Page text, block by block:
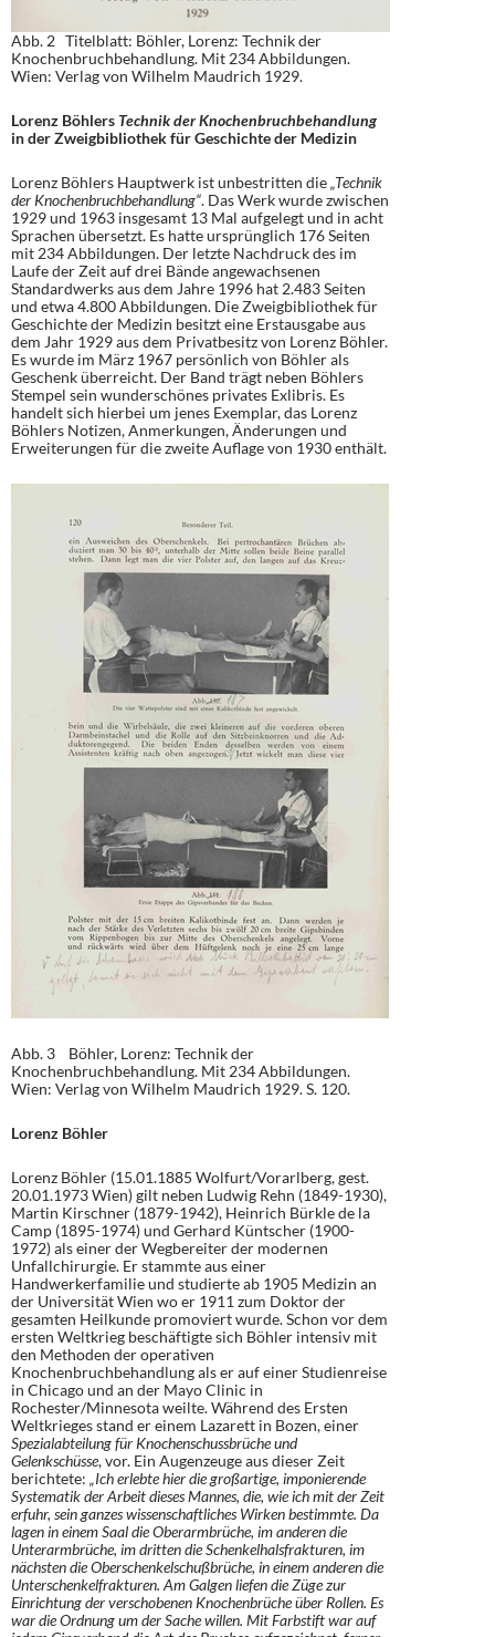
Abb. 2 Titelblatt: Böhler, Lorenz: Technik der
Knochenbruchbehandlung. Mit 234 Abbildungen.
Wien: Verlag von Wilhelm Maudrich 1929.
Lorenz Böhlers Technik der Knochenbruchbehandlung
in der Zweigbibliothek für Geschichte der Medizin
Lorenz Böhlers Hauptwerk ist unbestritten die„Technik
der Knochenbruchbehandlung“. Das Werk wurde zwischen
1929 und 1963 insgesamt 13 Mal aufgelegt und in acht
Sprachen übersetzt. Es hatte ursprünglich 176 Seiten
mit 234 Abbildungen. Der letzte Nachdruck des im
Laufe der Zeit auf drei Bände angewachsenen
Standardwerks aus dem Jahre 1996 hat 2.483 Seiten
und etwa 4.800 Abbildungen. Die Zweigbibliothek für
Geschichte der Medizin besitzt eine Erstausgabe aus
dem Jahr 1929 aus dem Privatbesitz von Lorenz Böhler.
Es wurde im März 1967 persönlich von Böhler als
Geschenk überreicht. Der Band trägt neben Böhlers
Stempel sein wunderschönes privates Exlibris. Es
handelt sich hierbei um jenes Exemplar, das Lorenz
Böhlers Notizen, Anmerkungen, Änderungen und
Erweiterungen für die zweite Auflage von 1930 enthält.
Abb. 3 Böhler, Lorenz: Technik der
Knochenbruchbehandlung. Mit 234 Abbildungen.
Wien: Verlag von Wilhelm Maudrich 1929. S. 120.
Lorenz Böhler
Lorenz Böhler (15.01.1885 Wolfurt/Vorarlberg, gest.
20.01.1973 Wien) gilt neben Ludwig Rehn (1849-1930),
Martin Kirschner (1879-1942), Heinrich Bürkle de la
Camp (1895-1974) und Gerhard Küntscher (1900-
1972) als einer der Wegbereiter der modernen
Unfallchirurgie. Er stammte aus einer
Handwerkerfamilie und studierte ab 1905 Medizin an
der Universität Wien wo er 1911 zum Doktor der
gesamten Heilkunde promoviert wurde. Schon vor dem
ersten Weltkrieg beschäftigte sich Böhler intensiv mit
den Methoden der operativen
Knochenbruchbehandlung als er auf einer Studienreise
in Chicago und an der Mayo Clinic in
Rochester/Minnesota weilte. Während des Ersten
Weltkrieges stand er einem Lazarett in Bozen, einer
Spezialabteilung für Knochenschussbrüche und
Gelenkschüsse, vor. Ein Augenzeuge aus dieser Zeit
berichtete: „Ich erlebte hier die großartige, imponierende
Systematik der Arbeit dieses Mannes, die, wie ich mit der Zeit
erfuhr, sein ganzes wissenschaftliches Wirken bestimmte. Da
lagen in einem Saal die Oberarmbrüche, im anderen die
Unterarmbrüche, im dritten die Schenkelhalsfrakturen, im
nächsten die Oberschenkelschußbrüche, in einem anderen die
Unterschenkelfrakturen. Am Galgen liefen die Züge zur
Einrichtung der verschobenen Knochenbrüche über Rollen. Es
war die Ordnung um der Sache willen. Mit Farbstift war auf